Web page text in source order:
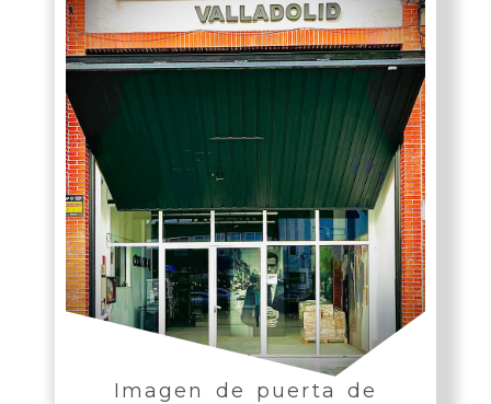
Imagen de puerta de